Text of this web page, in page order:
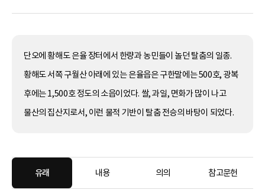
단오에 황해도 은율 장터에서 한량과 농민들이 놀던 탈춤의 일종.
황해도 서쪽 구월산 아래에 있는 은율읍은 구한말에는 500호, 광복
후에는 1,500호 정도의 소읍이었다. 쌀, 과일, 면화가 많이 나고
물산의 집산지로서, 이런 물적 기반이 탈춤 전승의 바탕이 되었다.
유래 내용 의의 참고문헌